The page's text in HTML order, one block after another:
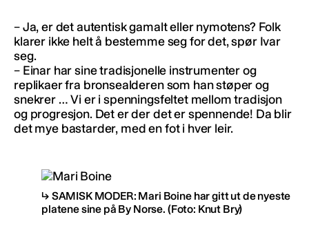
– Ja, er det autentisk gamalt eller nymotens? Folk
klarer ikke helt å bestemme seg for det, spør Ivar
seg.
– Einar har sine tradisjonelle instrumenter og
replikaer fra bronsealderen som han støper og
snekrer … Vi er i spenningsfeltet mellom tradisjon
og progresjon. Det er der det er spennende! Da blir
det mye bastarder, med en fot i hver leir.
SAMISK MODER: Mari Boine har gitt ut de nyeste
platene sine på By Norse. (Foto: Knut Bry)